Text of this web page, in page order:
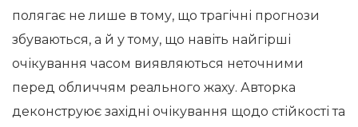
полягає не лише в тому, що трагічні прогнози
збуваються, а й у тому, що навіть найгірші
очікування часом виявляються неточними
перед обличчям реального жаху. Авторка
деконструює західні очікування щодо стійкості та